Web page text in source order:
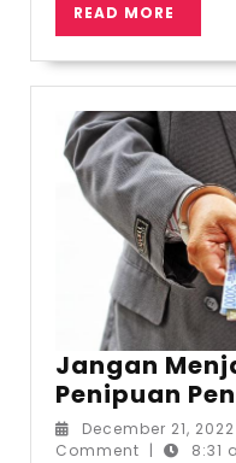
READ MORE
MORE
Jangan
Penipuan
December 21, 2022
Comment | 8:31